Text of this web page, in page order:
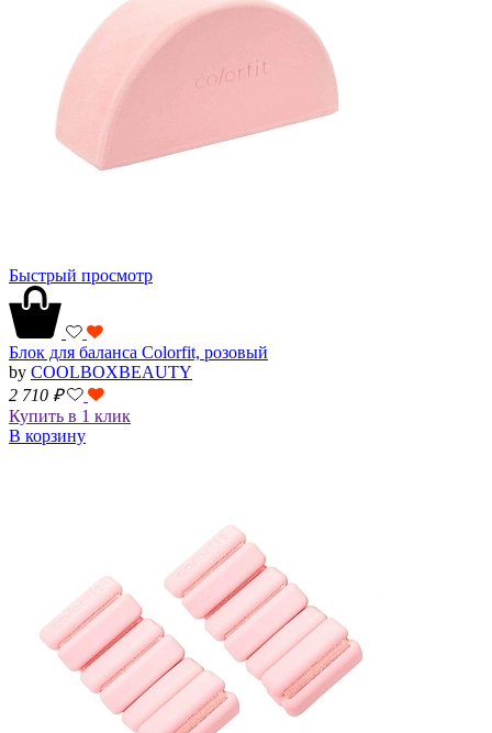
Быстрый просмотр
Блок для баланса Colorfit, розовый
by COOLBOXBEAUTY
2 710 ₽
Купить в 1 клик
В корзину